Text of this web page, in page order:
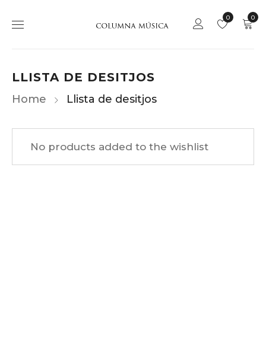
0
0
Home Llista de desitjos
LLISTA DE DESITJOS
No products added to the wishlist